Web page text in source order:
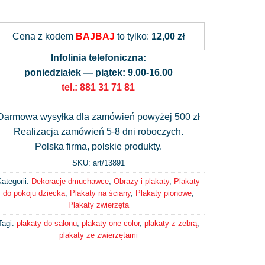
Cena z kodem BAJBAJ to tylko: 12,00 zł
Infolinia telefoniczna:
poniedziałek — piątek: 9.00-16.00
tel.: 881 31 71 81
wysyłka dla zamówień powyżej 500 zł
Realizacja zamówień 5-8 dni roboczych.
Polska firma, polskie produkty.
SKU: art/13891
Dekoracje dmuchawce Obrazy i plakaty, Plakaty
do pokoju dziecka, Plakaty na ściany, Plakaty pionowe,
Plakaty zwierzęta
plakaty do salonu, plakaty one color, plakaty z zebrą,
plakaty ze zwierzętami